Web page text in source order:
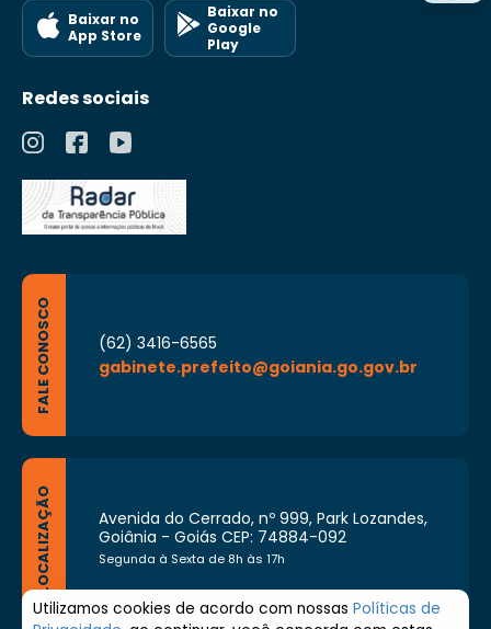
Baixar no
App Store
Baixar no
Google
Play
Redes sociais
FALE CONOSCO
(62) 3416-6565
gabinete.prefeito@goiania.go.gov.br
LOCALIZAÇÃO
Avenida do Cerrado, nº 999, Park Lozandes,
Goiânia - Goiás CEP: 74884-092
Segunda à Sexta de 8h às 17h
Utilizamos cookies de acordo com nossas Políticas de